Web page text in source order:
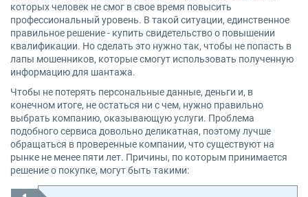
которых человек не смог в свое время повысить
профессиональный уровень. В такой ситуации, единственное
правильное решение - купить свидетельство о повышении
квалификации. Но сделать это нужно так, чтобы не попасть в
лапы мошенников, которые смогут использовать полученную
информацию для шантажа.
Чтобы не потерять персональные данные, деньги и, в
конечном итоге, не остаться ни с чем, нужно правильно
выбрать компанию, оказывающую услуги. Проблема
подобного сервиса довольно деликатная, поэтому лучше
обращаться в проверенные компании, что существуют на
рынке не менее пяти лет. Причины, по которым принимается
решение о покупке, могут быть такими: